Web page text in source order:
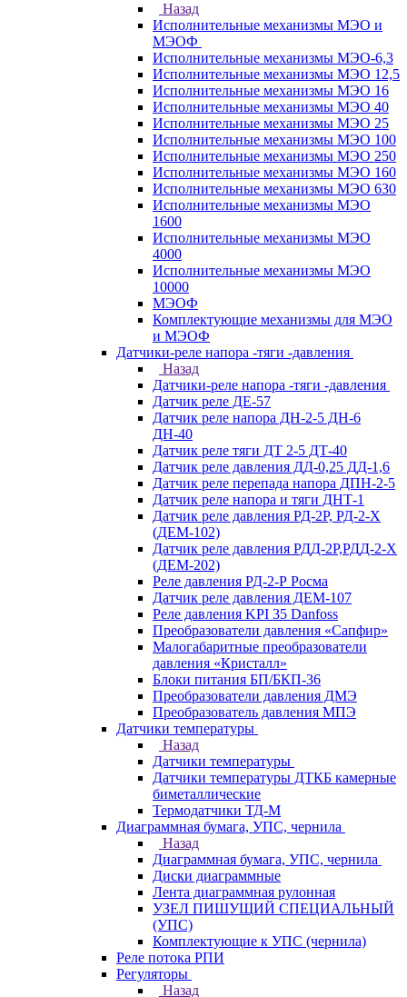
Назад
Исполнительные механизмы МЭО и
МЭОФ
Исполнительные механизмы МЭО-6,3
Исполнительные механизмы МЭО 12,5
Исполнительные механизмы МЭО 16
Исполнительные механизмы МЭО 40
Исполнительные механизмы МЭО 25
Исполнительные механизмы МЭО 100
Исполнительные механизмы МЭО 250
Исполнительные механизмы МЭО 160
Исполнительные механизмы МЭО 630
Исполнительные механизмы МЭО
1600
Исполнительные механизмы МЭО
4000
Исполнительные механизмы МЭО
10000
МЭОФ
Комплектующие механизмы для МЭО
и МЭОФ
Датчики-реле напора -тяги -давления
Назад
Датчики-реле напора -тяги -давления
Датчик реле ДЕ-57
Датчик реле напора ДН-2-5 ДН-6
ДН-40
Датчик реле тяги ДТ 2-5 ДТ-40
Датчик реле давления ДД-0,25 ДД-1,6
Датчик реле перепада напора ДПН-2-5
Датчик реле напора и тяги ДНТ-1
Датчик реле давления РД-2Р, РД-2-Х
(ДЕМ-102)
Датчик реле давления РДД-2Р,РДД-2-Х
(ДЕМ-202)
Реле давления РД-2-Р Росма
Датчик реле давления ДЕМ-107
Реле давления KPI 35 Danfoss
Преобразователи давления «Сапфир»
Малогабаритные преобразователи
давления «Кристалл»
Блоки питания БП/БКП-36
Преобразователи давления ДМЭ
Преобразователь давления МПЭ
Датчики температуры
Назад
Датчики температуры
Датчики температуры ДТКБ камерные
биметаллические
Термодатчики ТД-М
Диаграммная бумага, УПС, чернила
Назад
Диаграммная бумага, УПС, чернила
Диски диаграммные
Лента диаграммная рулонная
УЗЕЛ ПИШУЩИЙ СПЕЦИАЛЬНЫЙ
(УПС)
Комплектующие к УПС (чернила)
Реле потока РПИ
Регуляторы
Назад